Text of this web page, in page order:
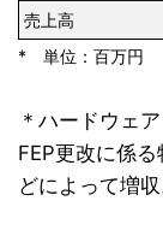
売上高
* 単位：百万円
＊ハードウェア
FEP更改に係
どによって増収